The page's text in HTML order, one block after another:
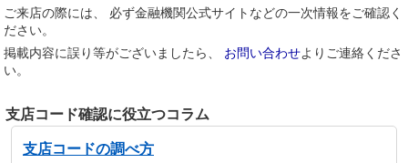
ご来店の際には、 必ず金融機関公式サイトなどの一次情報をご確認く
ださい。
掲載内容に誤り等がございましたら、 お問い合わせよりご連絡くださ
い。
支店コード確認に役立つコラム
支店コードの調べ方